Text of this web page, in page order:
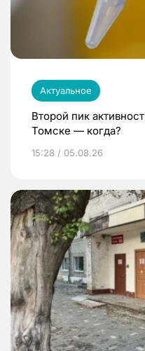
Актуальное
Второй пик
Томске — когда?
15:28 / 05.08.26